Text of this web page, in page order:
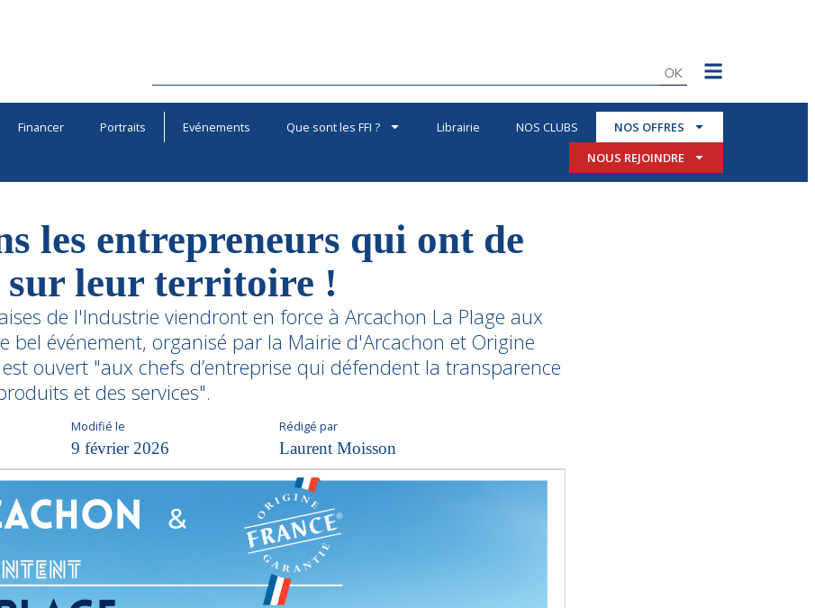
OK
Financer Portraits Evénements Que sont les FFI ? Librairie NOS CLUBS
NOS OFFRES
NOUS REJOINDRE
les entrepreneurs qui ont de
sur leur territoire !
de l'Industrie viendront en force à Arcachon La Plage aux
bel événement, organisé par la Mairie d'Arcachon et Origine
ouvert "aux chefs d’entreprise qui défendent la transparence
et des services".
Modifié le
9 février 2026
Rédigé par
Laurent Moisson